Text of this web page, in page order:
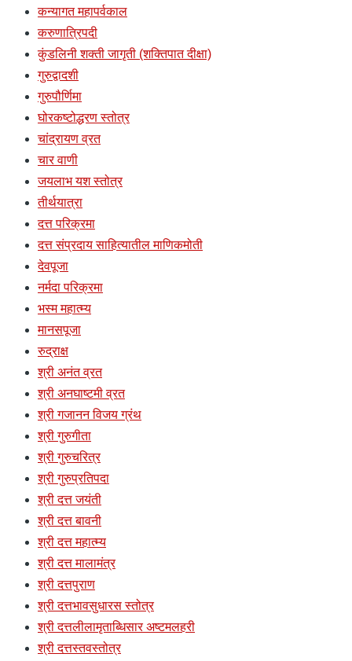
कन्यागत महापर्वकाल
करुणात्रिपदी
कुंडलिनी शक्ती जागृती (शक्तिपात दीक्षा)
गुरुद्वादशी
गुरुपौर्णिमा
घोरकष्टोद्धरण स्तोत्र
चांद्रायण व्रत
चार वाणी
जयलाभ यश स्तोत्र
तीर्थयात्रा
दत्त परिक्रमा
दत्त संप्रदाय साहित्यातील माणिकमोती
देवपूजा
नर्मदा परिक्रमा
भस्म महात्म्य
मानसपूजा
रुद्राक्ष
श्री अनंत व्रत
श्री अनघाष्टमी व्रत
श्री गजानन विजय ग्रंथ
श्री गुरुगीता
श्री गुरुचरित्र
श्री गुरुप्रतिपदा
श्री दत्त जयंती
श्री दत्त बावनी
श्री दत्त महात्म्य
श्री दत्त मालामंत्र
श्री दत्तपुराण
श्री दत्तभावसुधारस स्तोत्र
श्री दत्तलीलामृताब्धिसार अष्टमलहरी
श्री दत्तस्तवस्तोत्र